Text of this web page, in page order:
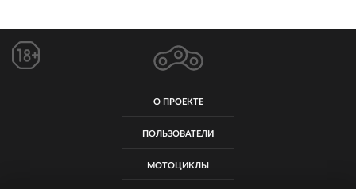
О ПРОЕКТЕ
ПОЛЬЗОВАТЕЛИ
МОТОЦИКЛЫ